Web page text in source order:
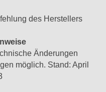
des Herstellers
Änderungen
möglich. Stand: April